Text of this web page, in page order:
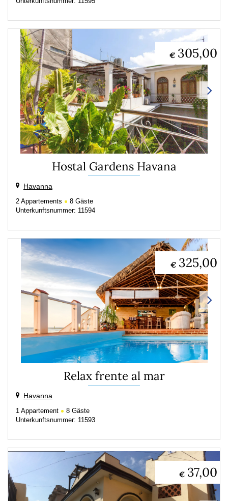
305,00
€
Hostal Gardens Havana
Havanna
2 Appartements 8 Gäste
Unterkunftsnummer: 11594
325,00
€
Relax frente al mar
Havanna
1 Appartement 8 Gäste
Unterkunftsnummer: 11593
37,00
€